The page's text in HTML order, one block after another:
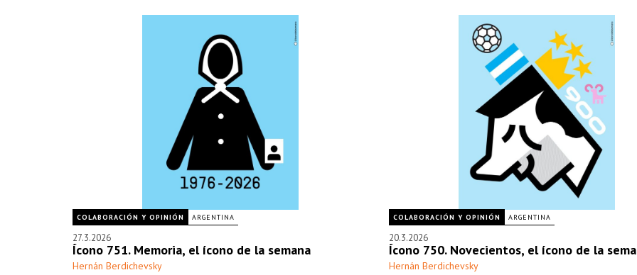
COLABORACIÓN Y OPINIÓN ARGENTINA
27.3.2026
Ícono 751. Memoria, el ícono de la semana
Hernán Berdichevsky
COLABORACIÓN Y OPINIÓN ARGENTINA
20.3.2026
Ícono 750. Novecientos, el ícono de la
Hernán Berdichevsky